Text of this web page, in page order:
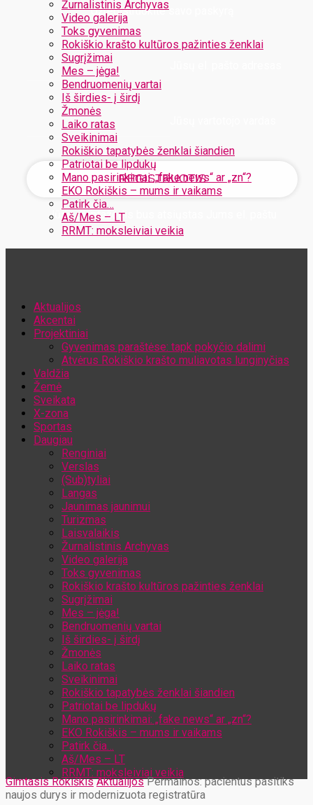
Žurnalistinis Archyvas
Video galerija
Toks gyvenimas
Rokiškio krašto kultūros pažinties ženklai
Sugrįžimai
Mes – jėga!
Bendruomenių vartai
Iš širdies- į širdį
Žmonės
Laiko ratas
Sveikinimai
Rokiškio tapatybės ženklai šiandien
Patriotai be lipdukų
Mano pasirinkimai: „fake news“ ar „zn“?
EKO Rokiškis – mums ir vaikams
Patirk čia…
Aš/Mes – LT
RRMT: moksleiviai veikia
Užregistruokite savo paskyrą
Jūsų slaptažodis bus atsiųstas Jums el. paštu
Aktualijos
Akcentai
Projektiniai
Gyvenimas paraštėse: tapk pokyčio dalimi
Atvėrus Rokiškio krašto muliavotas lunginyčias
Valdžia
Žemė
Sveikata
X-zona
Sportas
Daugiau
Renginiai
Verslas
(Sub)tyliai
Langas
Jaunimas jaunimui
Turizmas
Laisvalaikis
Žurnalistinis Archyvas
Video galerija
Toks gyvenimas
Rokiškio krašto kultūros pažinties ženklai
Sugrįžimai
Mes – jėga!
Bendruomenių vartai
Iš širdies- į širdį
Žmonės
Laiko ratas
Sveikinimai
Rokiškio tapatybės ženklai šiandien
Patriotai be lipdukų
Mano pasirinkimai: „fake news“ ar „zn“?
EKO Rokiškis – mums ir vaikams
Patirk čia…
Aš/Mes – LT
RRMT: moksleiviai veikia
Gimtasis Rokiškis Aktualijos Permainos: pacientus pasitiks
naujos durys ir modernizuota registratūra